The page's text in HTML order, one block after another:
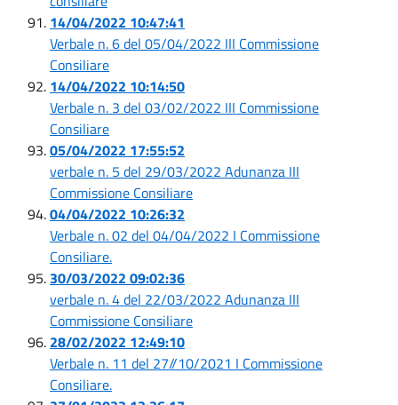
14/04/2022 10:47:41
Verbale n. 6 del 05/04/2022 III Commissione
Consiliare
14/04/2022 10:14:50
Verbale n. 3 del 03/02/2022 III Commissione
Consiliare
05/04/2022 17:55:52
verbale n. 5 del 29/03/2022 Adunanza III
Commissione Consiliare
04/04/2022 10:26:32
Verbale n. 02 del 04/04/2022 I Commissione
Consiliare.
30/03/2022 09:02:36
verbale n. 4 del 22/03/2022 Adunanza III
Commissione Consiliare
28/02/2022 12:49:10
Verbale n. 11 del 27//10/2021 I Commissione
Consiliare.